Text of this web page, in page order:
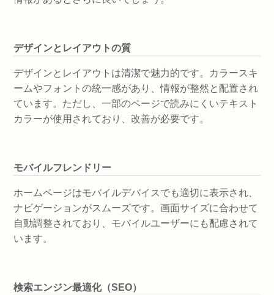
デザインとレイアウトの質
デザインとレイアウトは清潔で魅力的です。カラースキ
ームやフォントの統一感があり、情報が整然と配置され
ています。ただし、一部のページで読みにくいテキスト
カラーが使用されており、改善が必要です。
モバイルフレンドリー
ホームページはモバイルデバイスでも適切に表示され、
ナビゲーションがスムーズです。画面サイズに合わせて
自動調整されており、モバイルユーザーにも配慮されて
います。
検索エンジン最適化（SEO）